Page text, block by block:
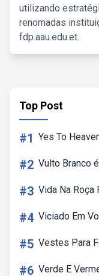
utilizando
renomadas
fdp.aau.edu.et.
Top Post
#1 Yes To
#2 Vulto Branco
#3 Vida Na Roça
#4 Viciado Em
#5 Vestes Para
#6 Verde E